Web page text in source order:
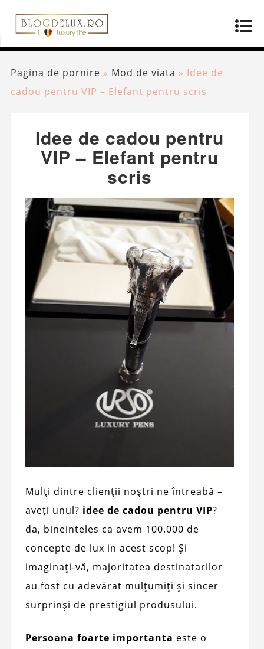
Pagina de pornire » Mod de viata » Idee de
cadou pentru VIP – Elefant pentru scris
Idee de cadou pentru
VIP – Elefant pentru
scris
Mulți dintre clienții noștri ne întreabă –
aveți unul? idee de cadou pentru VIP?
da, bineinteles ca avem 100.000 de
concepte de lux in acest scop! Și
imaginați-vă, majoritatea destinatarilor
au fost cu adevărat mulțumiți și sincer
surprinși de prestigiul produsului.
Persoana foarte importanta este o